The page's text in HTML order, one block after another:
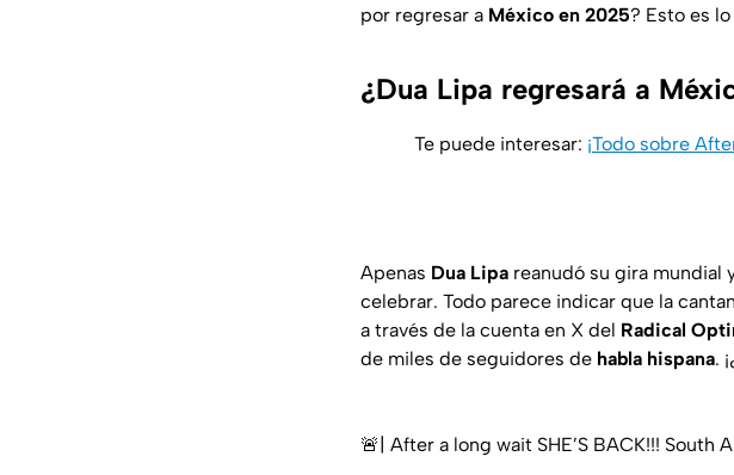
por regresar a México en 2025? Esto es
¿Dua Lipa regresará a
Te puede interesar: ¡Todo sobre
Apenas Dua Lipa reanudó su gira mundial
celebrar. Todo parece indicar que la
a través de la cuenta en X del Radical
de miles de seguidores de habla hispana.
🚨| After a long wait SHE’S BACK!!!